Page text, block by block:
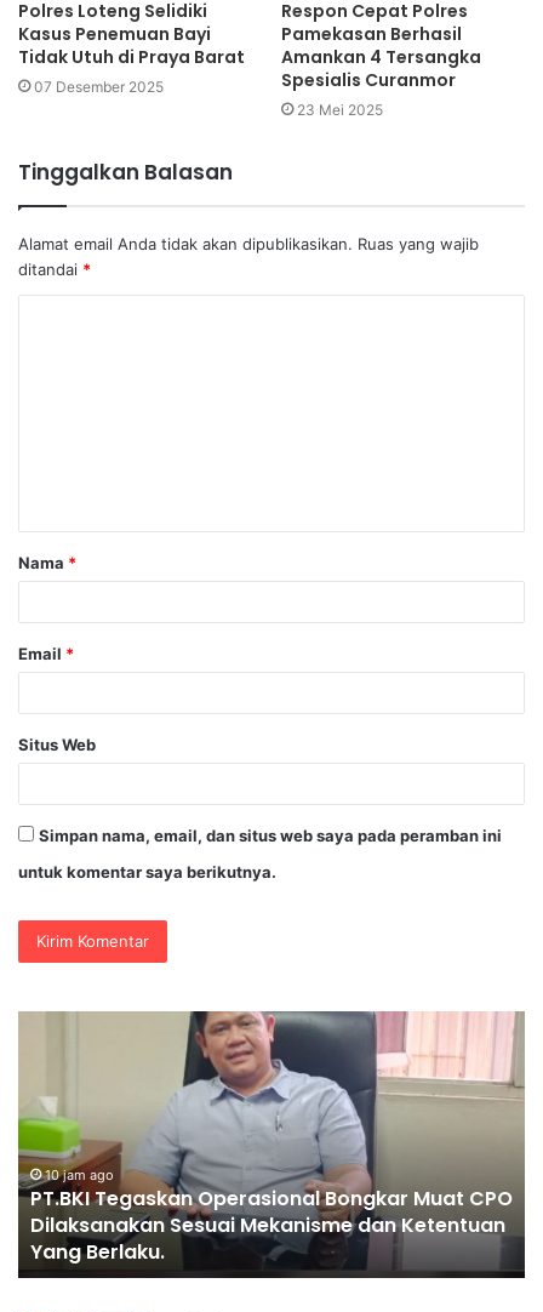
Polres Loteng Selidiki
Kasus Penemuan Bayi
Tidak Utuh di Praya Barat
07 Desember 2025
Respon Cepat Polres
Pamekasan Berhasil
Amankan 4 Tersangka
Spesialis Curanmor
23 Mei 2025
Tinggalkan Balasan
Alamat email Anda tidak akan dipublikasikan. Ruas yang wajib
ditandai *
a
r
Nama *
Email *
Situs Web
Simpan nama, email, dan situs web saya pada peramban ini
untuk komentar saya berikutnya.
Bongkar
Muat
CPO
Dilaksanakan
Sesuai
Mekanisme
dan
Ketentuan
10 jam ago
PT.BKI Tegaskan Operasional Bongkar Muat CPO
Dilaksanakan Sesuai Mekanisme dan Ketentuan
Yang Berlaku.